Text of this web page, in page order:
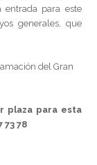
para este
generales, que
del Gran
plaza para esta
73 78